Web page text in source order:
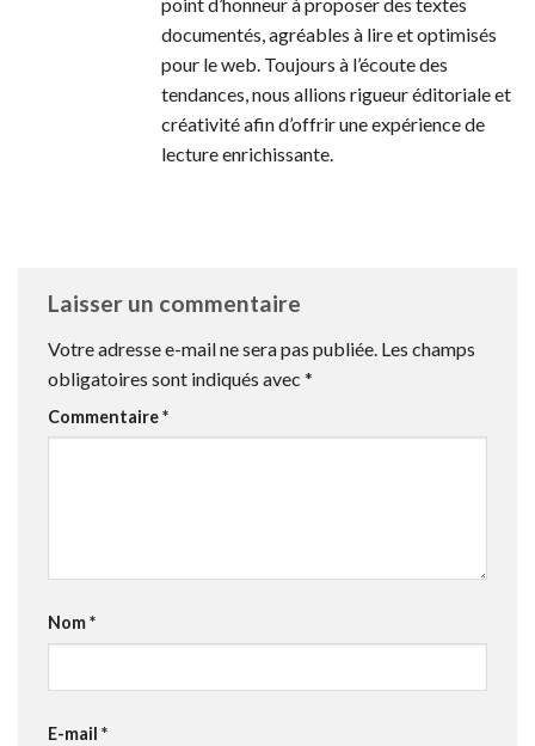
documentés, agréables à lire et optimisés
pour le web. Toujours à l’écoute des
tendances, nous allions rigueur éditoriale et
créativité afin d’offrir une expérience de
lecture enrichissante.
Laisser un commentaire
Votre adresse e-mail ne sera pas publiée. Les champs
obligatoires sont indiqués avec *
Commentaire*
Nom*
E-mail *